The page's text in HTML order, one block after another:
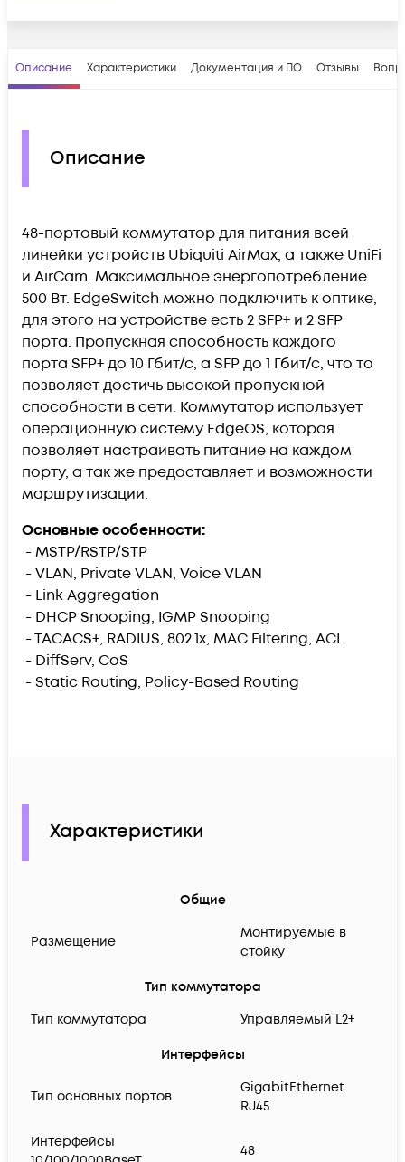
Описание Характеристики Документация и ПО Отзывы
Описание
48-портовый коммутатор для питания всей
линейки устройств Ubiquiti AirMax, а также UniFi
и AirCam. Максимальное энергопотребление
500 Вт. EdgeSwitch можно подключить к оптике,
для этого на устройстве есть 2 SFP+ и 2 SFP
порта. Пропускная способность каждого
порта SFP+ до 10 Гбит/с, а SFP до 1 Гбит/с, что то
позволяет достичь высокой пропускной
способности в сети. Коммутатор использует
операционную систему EdgeOS, которая
позволяет настраивать питание на каждом
порту, а так же предоставляет и возможности
маршрутизации.
Основные особенности:
- MSTP/RSTP/STP
- VLAN, Private VLAN, Voice VLAN
- Link Aggregation
- DHCP Snooping, IGMP Snooping
- TACACS+, RADIUS, 802.1x, MAC Filtering, ACL
- DiffServ, CoS
- Static Routing, Policy-Based Routing
Характеристики
Общие
Размещение
Монтируемые в
стойку
Тип коммутатора
Тип коммутатора
Управляемый L2+
Интерфейсы
Тип основных портов
GigabitEthernet
RJ45
Интерфейсы
48